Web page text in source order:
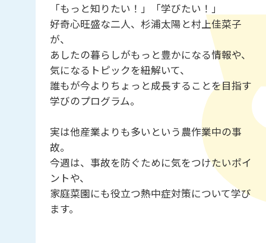
「もっと知りたい！」「学びたい！」
好奇心旺盛な二人、杉浦太陽と村上佳菜子
が、
あしたの暮らしがもっと豊かになる情報や、
気になるトピックを紐解いて、
誰もが今よりちょっと成長することを目指す
学びのプログラム。
実は他産業よりも多いという農作業中の事
故。
今週は、事故を防ぐために気をつけたいポイ
ントや、
家庭菜園にも役立つ熱中症対策について学び
ます。